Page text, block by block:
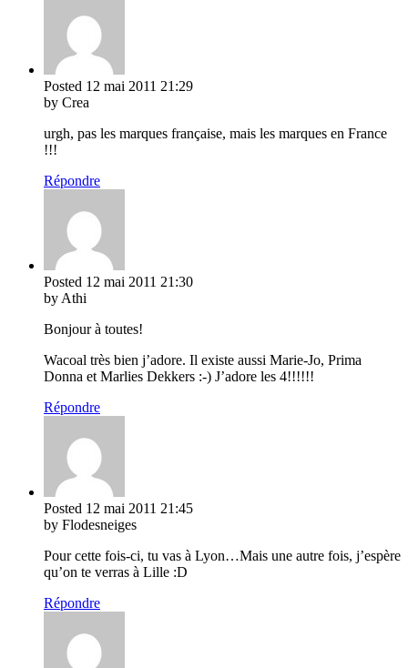
Posted 12 mai 2011 21:29
by Crea
urgh, pas les marques française, mais les marques en France
!!!
Répondre
Posted 12 mai 2011 21:30
by Athi
Bonjour à toutes!
Wacoal très bien j’adore. Il existe aussi Marie-Jo, Prima
Donna et Marlies Dekkers :-) J’adore les 4!!!!!!
Répondre
Posted 12 mai 2011 21:45
by Flodesneiges
Pour cette fois-ci, tu vas à Lyon…Mais une autre fois, j’espère
qu’on te verras à Lille :D
Répondre